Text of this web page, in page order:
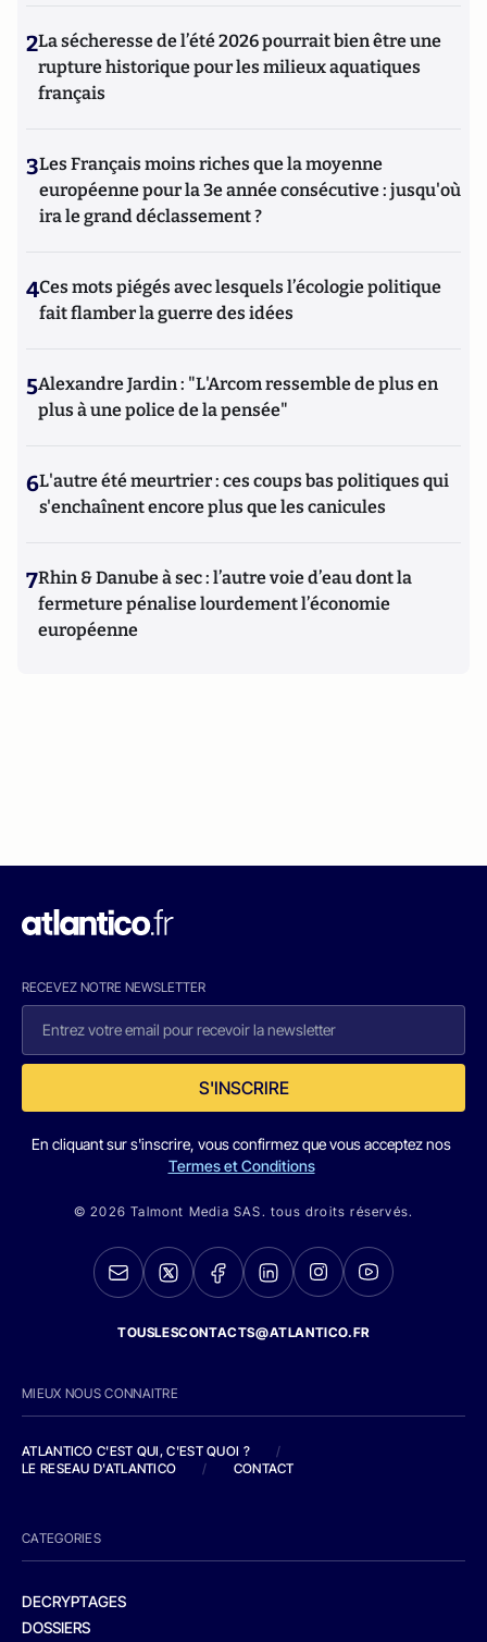
2La sécheresse de l’été 2026 pourrait bien être une
rupture historique pour les milieux aquatiques
français
3Les Français moins riches que la moyenne
européenne pour la 3e année consécutive : jusqu'où
ira le grand déclassement ?
4Ces mots piégés avec lesquels l’écologie politique
fait flamber la guerre des idées
5Alexandre Jardin : "L'Arcom ressemble de plus en
plus à une police de la pensée"
6L'autre été meurtrier : ces coups bas politiques qui
s'enchaînent encore plus que les canicules
7Rhin & Danube à sec : l’autre voie d’eau dont la
fermeture pénalise lourdement l’économie
européenne
RECEVEZ NOTRE NEWSLETTER
S'INSCRIRE
En cliquant sur s'inscrire, vous confirmez que vous acceptez nos
Termes et Conditions
© 2026 Talmont Media SAS. tous droits réservés.
TOUSLESCONTACTS@ATLANTICO.FR
MIEUX NOUS CONNAITRE
ATLANTICO C'EST QUI, C'EST QUOI ?
/
LE RESEAU D'ATLANTICO
/ CONTACT
CATEGORIES
DECRYPTAGES
DOSSIERS